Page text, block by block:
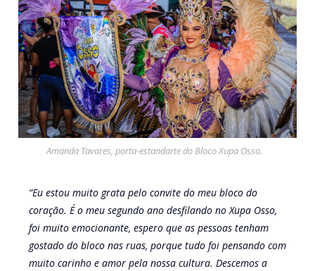
Amanda Tavares, porta-estandarte do Bloco Xupa Osso.
“Eu estou muito grata pelo convite do meu bloco do
coração. É o meu segundo ano desfilando no Xupa Osso,
foi muito emocionante, espero que as pessoas tenham
gostado do bloco nas ruas, porque tudo foi pensando com
muito carinho e amor pela nossa cultura. Descemos a